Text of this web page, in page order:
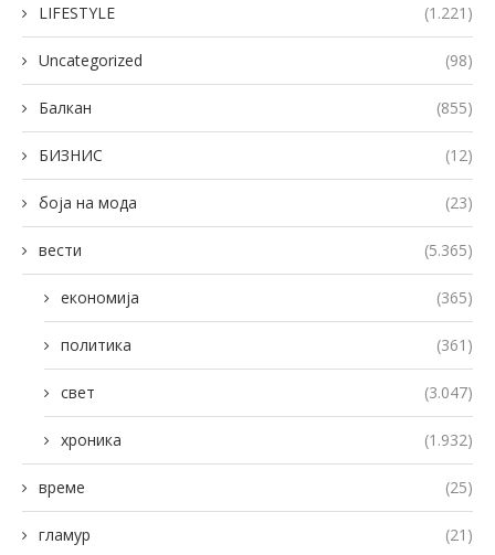
LIFESTYLE (1.221)
Uncategorized (98)
Балкан (855)
БИЗНИС (12)
боја на мода (23)
вести (5.365)
економија (365)
политика (361)
свет (3.047)
хроника (1.932)
време (25)
гламур (21)